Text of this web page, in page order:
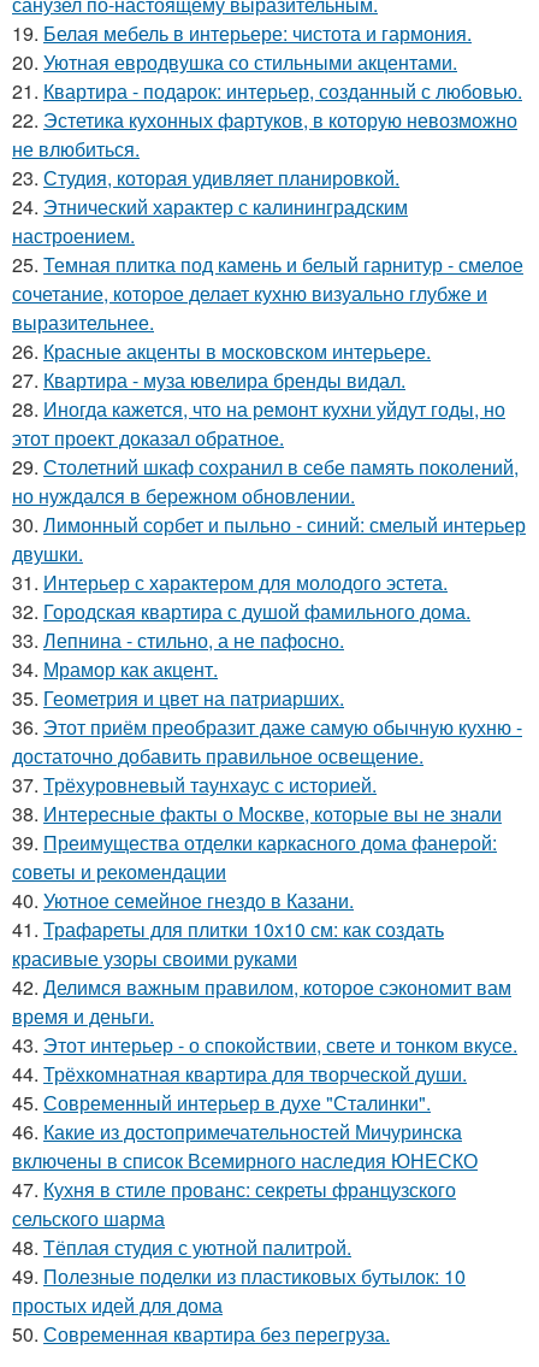
19. Белая мебель в интерьере: чистота и гармония.
20. Уютная евродвушка со стильными акцентами.
21. Квартира - подарок: интерьер, созданный с любовью.
22. Эстетика кухонных фартуков, в которую невозможно
не влюбиться.
23. Студия, которая удивляет планировкой.
24. Этнический характер с калининградским
настроением.
25. Темная плитка под камень и белый гарнитур - смелое
сочетание, которое делает кухню визуально глубже и
выразительнее.
26. Красные акценты в московском интерьере.
27. Квартира - муза ювелира бренды видал.
28. Иногда кажется, что на ремонт кухни уйдут годы, но
этот проект доказал обратное.
29. Столетний шкаф сохранил в себе память поколений,
но нуждался в бережном обновлении.
30. Лимонный сорбет и пыльно - синий: смелый интерьер
двушки.
31. Интерьер с характером для молодого эстета.
32. Городская квартира с душой фамильного дома.
33. Лепнина - стильно, а не пафосно.
34. Мрамор как акцент.
35. Геометрия и цвет на патриарших.
36. Этот приём преобразит даже самую обычную кухню -
достаточно добавить правильное освещение.
37. Трёхуровневый таунхаус с историей.
38. Интересные факты о Москве, которые вы не знали
39. Преимущества отделки каркасного дома фанерой:
советы и рекомендации
40. Уютное семейное гнездо в Казани.
41. Трафареты для плитки 10х10 см: как создать
красивые узоры своими руками
42. Делимся важным правилом, которое сэкономит вам
время и деньги.
43. Этот интерьер - о спокойствии, свете и тонком вкусе.
44. Трёхкомнатная квартира для творческой души.
45. Современный интерьер в духе "Сталинки".
46. Какие из достопримечательностей Мичуринска
включены в список Всемирного наследия ЮНЕСКО
47. Кухня в стиле прованс: секреты французского
сельского шарма
48. Тёплая студия с уютной палитрой.
49. Полезные поделки из пластиковых бутылок: 10
простых идей для дома
50. Современная квартира без перегруза.